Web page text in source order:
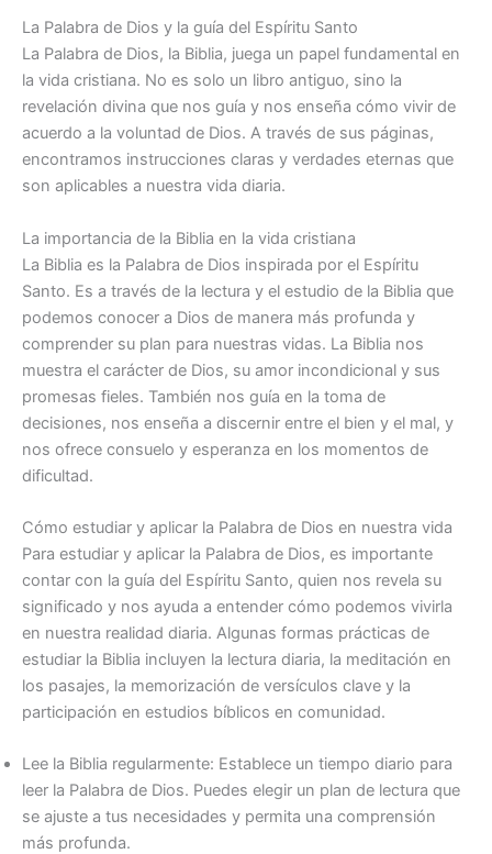
La Palabra de Dios y la guía del Espíritu Santo
La Palabra de Dios, la Biblia, juega un papel fundamental en
la vida cristiana. No es solo un libro antiguo, sino la
revelación divina que nos guía y nos enseña cómo vivir de
acuerdo a la voluntad de Dios. A través de sus páginas,
encontramos instrucciones claras y verdades eternas que
son aplicables a nuestra vida diaria.
La importancia de la Biblia en la vida cristiana
La Biblia es la Palabra de Dios inspirada por el Espíritu
Santo. Es a través de la lectura y el estudio de la Biblia que
podemos conocer a Dios de manera más profunda y
comprender su plan para nuestras vidas. La Biblia nos
muestra el carácter de Dios, su amor incondicional y sus
promesas fieles. También nos guía en la toma de
decisiones, nos enseña a discernir entre el bien y el mal, y
nos ofrece consuelo y esperanza en los momentos de
dificultad.
Cómo estudiar y aplicar la Palabra de Dios en nuestra vida
Para estudiar y aplicar la Palabra de Dios, es importante
contar con la guía del Espíritu Santo, quien nos revela su
significado y nos ayuda a entender cómo podemos vivirla
en nuestra realidad diaria. Algunas formas prácticas de
estudiar la Biblia incluyen la lectura diaria, la meditación en
los pasajes, la memorización de versículos clave y la
participación en estudios bíblicos en comunidad.
Lee la Biblia regularmente: Establece un tiempo diario para
leer la Palabra de Dios. Puedes elegir un plan de lectura que
se ajuste a tus necesidades y permita una comprensión
más profunda.